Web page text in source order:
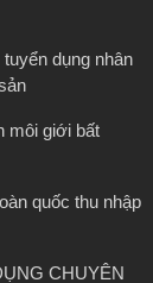
dụng nhân
môi giới bất
quốc thu nhập
CHUYÊN